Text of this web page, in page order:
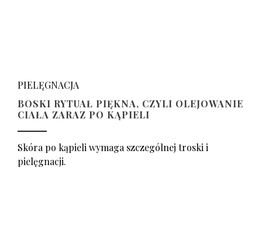
PIELĘGNACJA
BOSKI RYTUAŁ PIĘKNA, CZYLI OLEJOWANIE
CIAŁA ZARAZ PO KĄPIELI
Skóra po kąpieli wymaga szczególnej troski i
pielęgnacji.